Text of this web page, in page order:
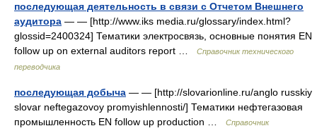
последующая деятельность в связи с Отчетом Внешнего
аудитора — — [http://www.iks media.ru/glossary/index.html?
glossid=2400324] Тематики электросвязь, основные понятия EN
follow up on external auditors report …
Справочник технического
переводчика
последующая добыча — — [http://slovarionline.ru/anglo russkiy
slovar neftegazovoy promyishlennosti/] Тематики нефтегазовая
промышленность EN follow up production …
Справочник